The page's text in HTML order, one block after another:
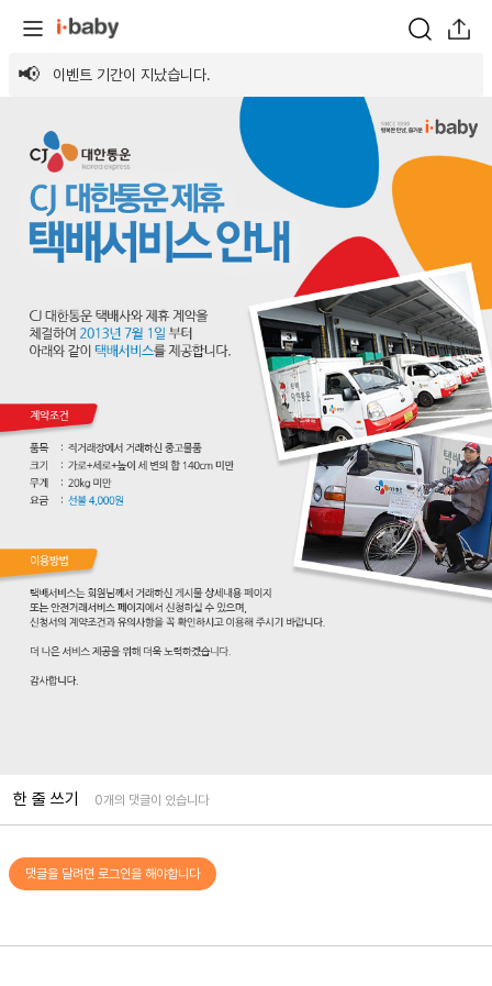
이벤트 기간이 지났습니다.
한 줄 쓰기 0개의 댓글이 있습니다
댓글을 달려면 로그인을 해야합니다